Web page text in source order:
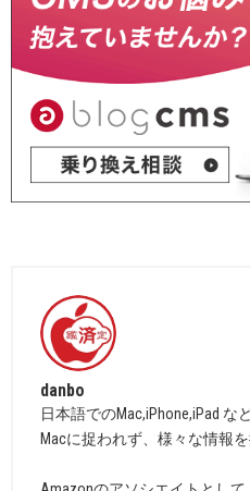
danbo
日本語でのMac,iPhone,iPad な
Macに捉われず、様々な情報